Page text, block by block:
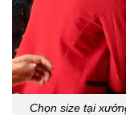
Chọn size tại